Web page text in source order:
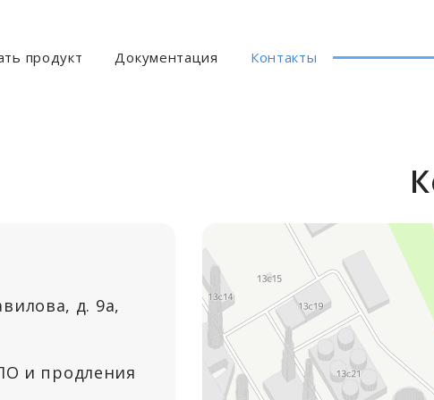
продукт Документация Контакты
д. 9а,
и продления